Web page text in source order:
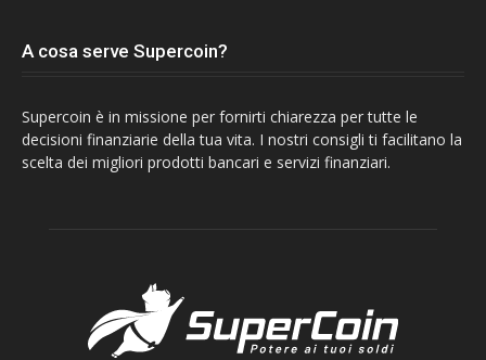
A cosa serve Supercoin?
Supercoin è in missione per fornirti chiarezza per tutte le
decisioni finanziarie della tua vita. I nostri consigli ti facilitano la
scelta dei migliori prodotti bancari e servizi finanziari.